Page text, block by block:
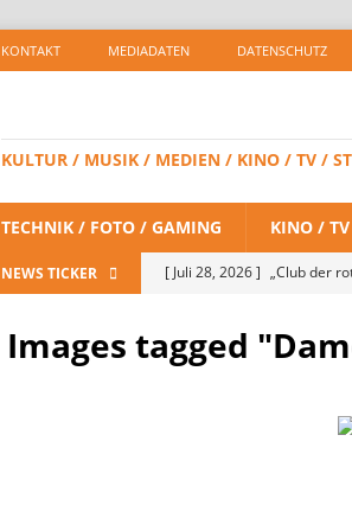
KONTAKT MEDIADATEN DATENSCHUTZ
KULTUR / MUSIK / MEDIEN / KINO / TV /
TECHNIK / FOTO / GAMING KINO /
NEWS TICKER [ Juli 28, 2026 ] „Club der
[ Juli 24, 2026 ]
DEPP IS
SPIDER-
Images tagged